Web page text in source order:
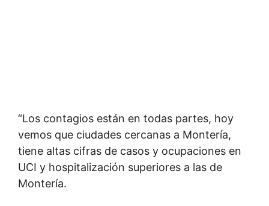
“Los contagios están en todas partes, hoy
vemos que ciudades cercanas a Montería,
tiene altas cifras de casos y ocupaciones en
UCI y hospitalización superiores a las de
Montería.